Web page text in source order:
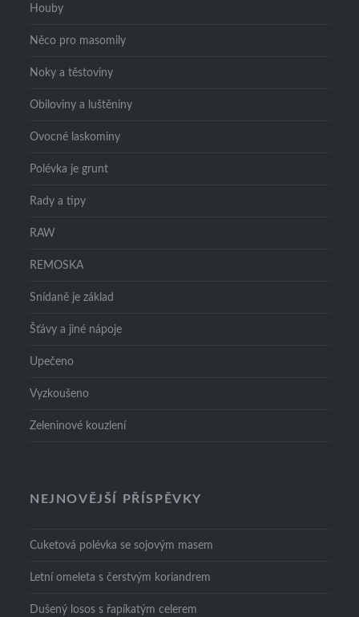
Houby
Něco pro masomily
Noky a těstoviny
Obiloviny a luštěniny
Ovocné laskominy
Polévka je grunt
Rady a tipy
RAW
REMOSKA
Snídaně je základ
Šťávy a jiné nápoje
Upečeno
Vyzkoušeno
Zeleninové kouzlení
NEJNOVĚJŠÍ PŘÍSPĚVKY
Cuketová polévka se sojovým masem
Letní omeleta s čerstvým koriandrem
Dušený losos s řapíkatým celerem